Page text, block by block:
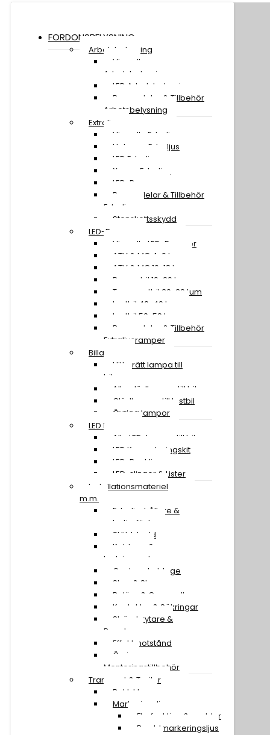
FORDONSBELYSNING
Arbetsbelysning
Visa all
Arbetsbelysning
LED Arbetsbelysning
Reservdelar & Tillbehör
Arbetsbelysning
Extraljus
Visa alla Extraljus
Halogen Extraljus
LED Extraljus
Xenon Extraljus
LED-Ramper
Reservdelar & Tillbehör
Extraljus
Stenskottsskydd
LED-Ramper
Visa alla LED-Ramper
ATV & MC 4-9 tum
ATV & MC 10-18 tum
Personbil 19-29 tum
Transportbil 30-39 tum
Lastbil 40-49 tum
Lastbil 50-59 tum
Reservdelar & Tillbehör
Extraljusramper
Billampor
Hitta rätt lampa till
bilen
Alla glödlampor till bil
Glödlampor till lastbil
Övriga lampor
LED Lampor
Alla LED-lampor till bil
LED Konverteringskit
LED-Backljus
LED-slingor & Lister
Installationsmateriel
m.m.
Extraljushållare &
extraljusfäste
Stöldskydd
Kablage &
Ledningssatser
Canbus-kablage
Stag & Skruv
Reläer & Omvandlare
Kontakter & Säkringar
Strömbrytare &
Paneler
Effektmotstånd
Övriga
Monteringstillbehör
Transport & Trailer
Baklyktor
Markeringsljus
Flerfunktion & snablar
Breddmarkeringsljus